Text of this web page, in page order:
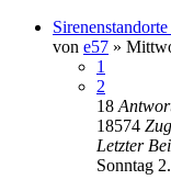
von e57 »
1
2
18
18574
Letzter
Sonntag